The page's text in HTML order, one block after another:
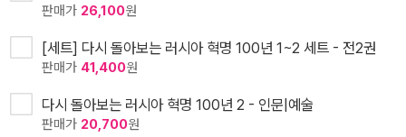
판매가 26,100원
[세트] 다시 돌아보는 러시아 혁명 100년 1~2 세트 - 전2권
판매가 41,400원
다시 돌아보는 러시아 혁명 100년 2 - 인문|예술
판매가 20,700원